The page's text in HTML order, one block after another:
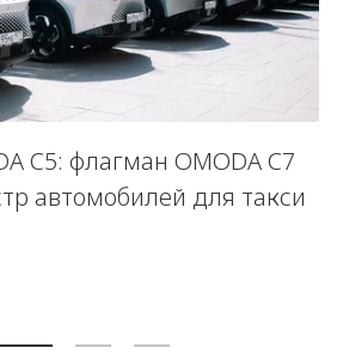
C5: флагман OMODA C7
автомобилей для такси